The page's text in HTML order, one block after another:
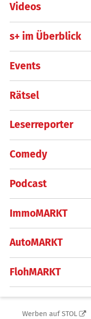
Videos
s+ im Überblick
Events
Rätsel
Leserreporter
Comedy
Podcast
ImmoMARKT
AutoMARKT
FlohMARKT
Werben auf STOL